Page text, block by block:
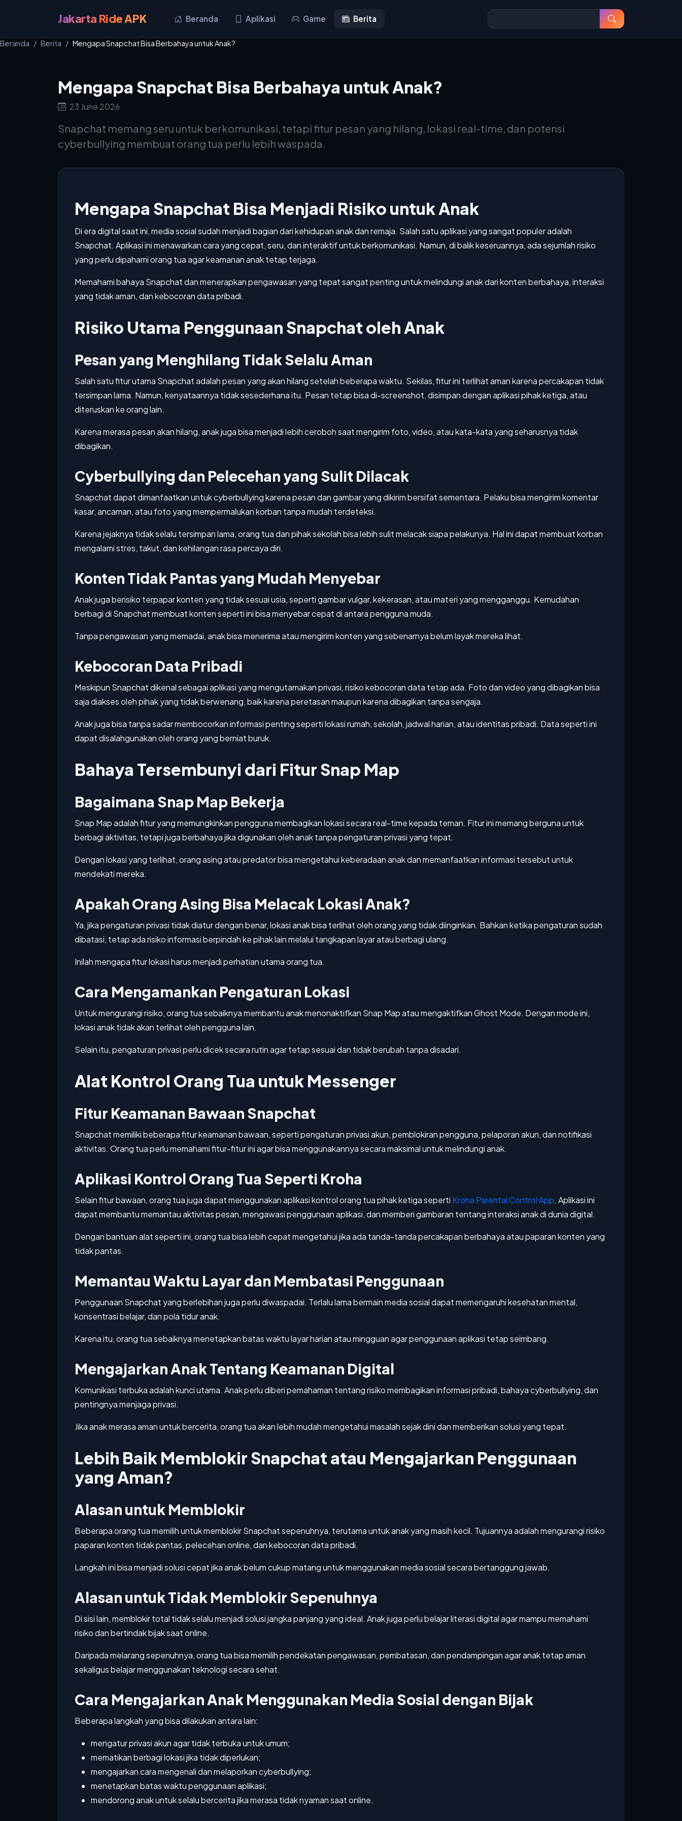
Jakarta Ride APK Beranda Aplikasi Game Berita
Beranda Berita Mengapa Snapchat Bisa Berbahaya untuk Anak?
Mengapa Snapchat Bisa Berbahaya untuk Anak?
23 June 2026
Snapchat memang seru untuk berkomunikasi, tetapi fitur pesan yang hilang, lokasi real-time, dan potensi
cyberbullying membuat orang tua perlu lebih waspada.
Mengapa Snapchat Bisa Menjadi Risiko untuk Anak
Di era digital saat ini, media sosial sudah menjadi bagian dari kehidupan anak dan remaja. Salah satu aplikasi yang sangat populer adalah
Snapchat. Aplikasi ini menawarkan cara yang cepat, seru, dan interaktif untuk berkomunikasi. Namun, di balik keseruannya, ada sejumlah risiko
yang perlu dipahami orang tua agar keamanan anak tetap terjaga.
Memahami bahaya Snapchat dan menerapkan pengawasan yang tepat sangat penting untuk melindungi anak dari konten berbahaya, interaksi
yang tidak aman, dan kebocoran data pribadi.
Risiko Utama Penggunaan Snapchat oleh Anak
Pesan yang Menghilang Tidak Selalu Aman
Salah satu fitur utama Snapchat adalah pesan yang akan hilang setelah beberapa waktu. Sekilas, fitur ini terlihat aman karena percakapan tidak
tersimpan lama. Namun, kenyataannya tidak sesederhana itu. Pesan tetap bisa di-screenshot, disimpan dengan aplikasi pihak ketiga, atau
diteruskan ke orang lain.
Karena merasa pesan akan hilang, anak juga bisa menjadi lebih ceroboh saat mengirim foto, video, atau kata-kata yang seharusnya tidak
dibagikan.
Cyberbullying dan Pelecehan yang Sulit Dilacak
Snapchat dapat dimanfaatkan untuk cyberbullying karena pesan dan gambar yang dikirim bersifat sementara. Pelaku bisa mengirim komentar
kasar, ancaman, atau foto yang mempermalukan korban tanpa mudah terdeteksi.
Karena jejaknya tidak selalu tersimpan lama, orang tua dan pihak sekolah bisa lebih sulit melacak siapa pelakunya. Hal ini dapat membuat korban
mengalami stres, takut, dan kehilangan rasa percaya diri.
Konten Tidak Pantas yang Mudah Menyebar
Anak juga berisiko terpapar konten yang tidak sesuai usia, seperti gambar vulgar, kekerasan, atau materi yang mengganggu. Kemudahan
berbagi di Snapchat membuat konten seperti ini bisa menyebar cepat di antara pengguna muda.
Tanpa pengawasan yang memadai, anak bisa menerima atau mengirim konten yang sebenarnya belum layak mereka lihat.
Kebocoran Data Pribadi
Meskipun Snapchat dikenal sebagai aplikasi yang mengutamakan privasi, risiko kebocoran data tetap ada. Foto dan video yang dibagikan bisa
saja diakses oleh pihak yang tidak berwenang, baik karena peretasan maupun karena dibagikan tanpa sengaja.
Anak juga bisa tanpa sadar membocorkan informasi penting seperti lokasi rumah, sekolah, jadwal harian, atau identitas pribadi. Data seperti ini
dapat disalahgunakan oleh orang yang berniat buruk.
Bahaya Tersembunyi dari Fitur Snap Map
Bagaimana Snap Map Bekerja
Snap Map adalah fitur yang memungkinkan pengguna membagikan lokasi secara real-time kepada teman. Fitur ini memang berguna untuk
berbagi aktivitas, tetapi juga berbahaya jika digunakan oleh anak tanpa pengaturan privasi yang tepat.
Dengan lokasi yang terlihat, orang asing atau predator bisa mengetahui keberadaan anak dan memanfaatkan informasi tersebut untuk
mendekati mereka.
Apakah Orang Asing Bisa Melacak Lokasi Anak?
Ya, jika pengaturan privasi tidak diatur dengan benar, lokasi anak bisa terlihat oleh orang yang tidak diinginkan. Bahkan ketika pengaturan sudah
dibatasi, tetap ada risiko informasi berpindah ke pihak lain melalui tangkapan layar atau berbagi ulang.
Inilah mengapa fitur lokasi harus menjadi perhatian utama orang tua.
Cara Mengamankan Pengaturan Lokasi
Untuk mengurangi risiko, orang tua sebaiknya membantu anak menonaktifkan Snap Map atau mengaktifkan Ghost Mode. Dengan mode ini,
lokasi anak tidak akan terlihat oleh pengguna lain.
Selain itu, pengaturan privasi perlu dicek secara rutin agar tetap sesuai dan tidak berubah tanpa disadari.
Alat Kontrol Orang Tua untuk Messenger
Fitur Keamanan Bawaan Snapchat
Snapchat memiliki beberapa fitur keamanan bawaan, seperti pengaturan privasi akun, pemblokiran pengguna, pelaporan akun, dan notifikasi
aktivitas. Orang tua perlu memahami fitur-fitur ini agar bisa menggunakannya secara maksimal untuk melindungi anak.
Aplikasi Kontrol Orang Tua Seperti Kroha
Selain fitur bawaan, orang tua juga dapat menggunakan aplikasi kontrol orang tua pihak ketiga seperti Kroha Parental Control App. Aplikasi ini
dapat membantu memantau aktivitas pesan, mengawasi penggunaan aplikasi, dan memberi gambaran tentang interaksi anak di dunia digital.
Dengan bantuan alat seperti ini, orang tua bisa lebih cepat mengetahui jika ada tanda-tanda percakapan berbahaya atau paparan konten yang
tidak pantas.
Memantau Waktu Layar dan Membatasi Penggunaan
Penggunaan Snapchat yang berlebihan juga perlu diwaspadai. Terlalu lama bermain media sosial dapat memengaruhi kesehatan mental,
konsentrasi belajar, dan pola tidur anak.
Karena itu, orang tua sebaiknya menetapkan batas waktu layar harian atau mingguan agar penggunaan aplikasi tetap seimbang.
Mengajarkan Anak Tentang Keamanan Digital
Komunikasi terbuka adalah kunci utama. Anak perlu diberi pemahaman tentang risiko membagikan informasi pribadi, bahaya cyberbullying, dan
pentingnya menjaga privasi.
Jika anak merasa aman untuk bercerita, orang tua akan lebih mudah mengetahui masalah sejak dini dan memberikan solusi yang tepat.
Lebih Baik Memblokir Snapchat atau Mengajarkan Penggunaan
yang Aman?
Alasan untuk Memblokir
Beberapa orang tua memilih untuk memblokir Snapchat sepenuhnya, terutama untuk anak yang masih kecil. Tujuannya adalah mengurangi risiko
paparan konten tidak pantas, pelecehan online, dan kebocoran data pribadi.
Langkah ini bisa menjadi solusi cepat jika anak belum cukup matang untuk menggunakan media sosial secara bertanggung jawab.
Alasan untuk Tidak Memblokir Sepenuhnya
Di sisi lain, memblokir total tidak selalu menjadi solusi jangka panjang yang ideal. Anak juga perlu belajar literasi digital agar mampu memahami
risiko dan bertindak bijak saat online.
Daripada melarang sepenuhnya, orang tua bisa memilih pendekatan pengawasan, pembatasan, dan pendampingan agar anak tetap aman
sekaligus belajar menggunakan teknologi secara sehat.
Cara Mengajarkan Anak Menggunakan Media Sosial dengan Bijak
Beberapa langkah yang bisa dilakukan antara lain:
mengatur privasi akun agar tidak terbuka untuk umum;
mematikan berbagi lokasi jika tidak diperlukan;
mengajarkan cara mengenali dan melaporkan cyberbullying;
menetapkan batas waktu penggunaan aplikasi;
mendorong anak untuk selalu bercerita jika merasa tidak nyaman saat online.